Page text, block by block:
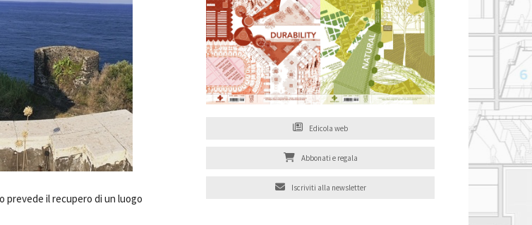
prevede il recupero di un luogo
Edicola web
Abbonati e regala
Iscriviti alla newsletter